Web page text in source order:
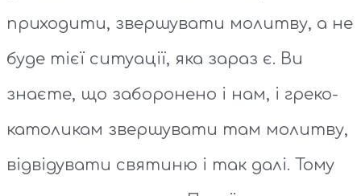
приходити, звершувати молитву, а не
буде тієї ситуації, яка зараз є. Ви
знаєте, що заборонено і нам, і греко-
католикам звершувати там молитву,
відвідувати святиню і так далі. Тому